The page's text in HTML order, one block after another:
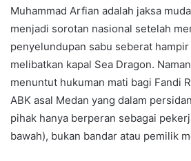
Muhammad Arfian adalah jaksa
menjadi sorotan nasional setelah
penyelundupan sabu seberat hampir
melibatkan kapal Sea Dragon.
menuntut hukuman mati bagi Fandi
ABK asal Medan yang dalam
pihak hanya berperan sebagai
bawah), bukan bandar atau pemilik